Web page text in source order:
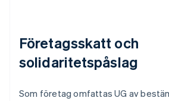
Företagsskatt och
solidaritetspåslag
Som företag omfattas UG av